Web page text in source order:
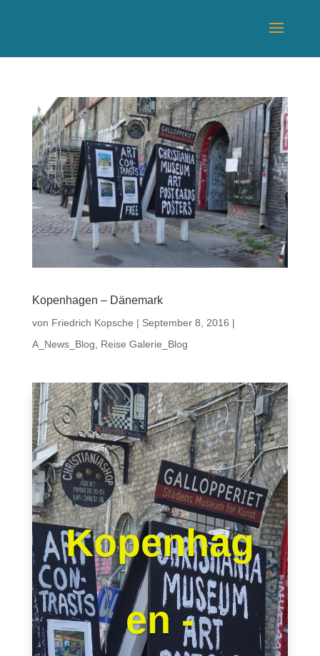
Kopenhagen – Dänemark
von Friedrich Kopsche | September 8, 2016 |
A_News_Blog
Reise Galerie_Blog
Kopenhag
en -